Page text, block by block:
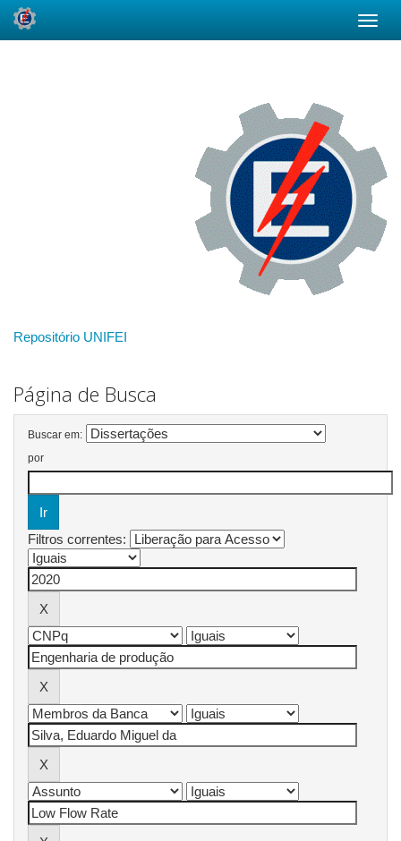
Repositório UNIFEI
Página de Busca
Buscar em:
por
Filtros correntes: